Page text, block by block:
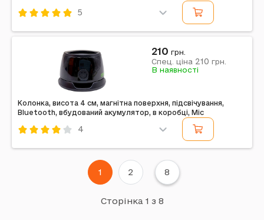
5
Примітка: Упаковка: Коробка | Тип ел-тів живлення:
Акумулятор | Ел-ти живлення в комплекті: Є | Вага в
упаковці: 75 г | Габарити в упаковці: 8 x 8 x...
Колонка, висота 4 см, магнітна поверхня, підсвічування,
Bluetooth, вбудований акумулятор, в коробці, Mic
4
Комбінований Чорний
Примітка: Упаковка: Коробка | Тип ел-тів живлення:
Акумулятор | Ел-ти живлення в комплекті: Є | Вага в
упаковці: 75 г | Габарити в упаковці: 8 x 8 x...
210 грн.
Спец. ціна 210 грн.
В наявності
1 2 8
Сторінка 1 з 8